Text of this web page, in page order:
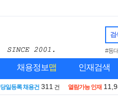
검
#동
채용정보맵 인재검색
당일등록 채용건 311 건 열람가능 인재